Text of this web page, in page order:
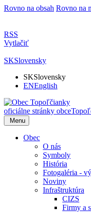
Rovno na obsah Rovno na
RSS
Vytlačiť
SKSlovensky
SKSlovensky
ENEnglish
oficiálne stránky obce
Menu
Obec
O nás
Symboly
História
Fotogaléria -
Noviny
Infraštruktúra
CIZS
Firmy a